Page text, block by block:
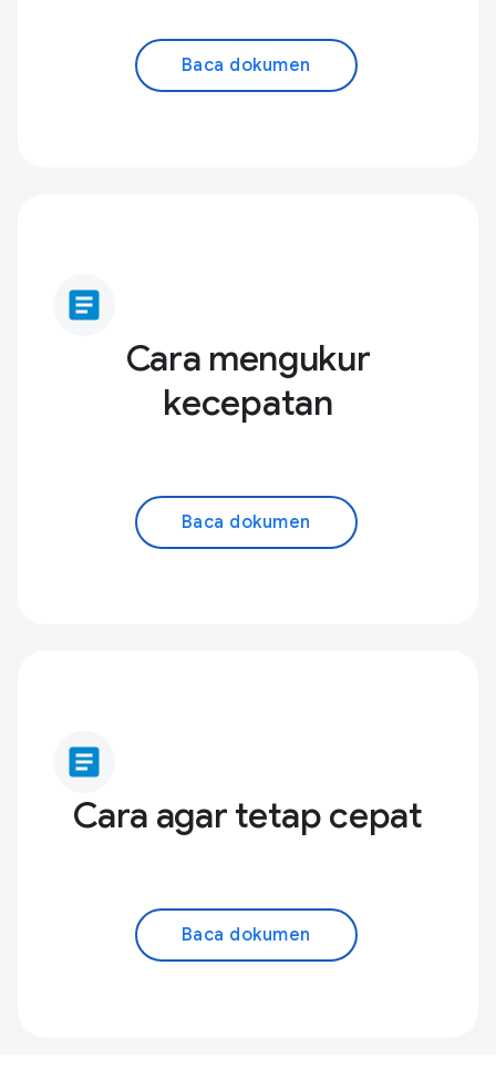
Baca dokumen
article
Cara mengukur
kecepatan
Baca dokumen
article
Cara agar tetap cepat
Baca dokumen